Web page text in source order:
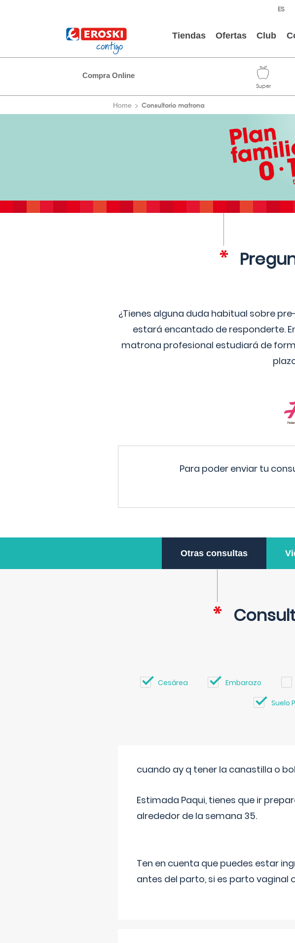
Tiendas Ofertas Club
Compra Online
Home Consultorio matrona
¿Tienes alguna duda habitual sobre
estará encantado de responderte.
matrona profesional estudiará de
Para poder enviar tu
Otras consultas
Cesárea Embarazo
Suelo
cuando ay q tener la canastilla o
Estimada Paqui, tienes que ir
alrededor de la semana 35.
Ten en cuenta que puedes estar
antes del parto, si es parto vaginal